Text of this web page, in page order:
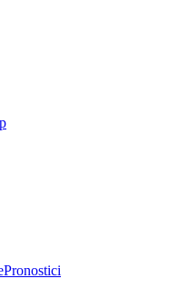
Pronostici